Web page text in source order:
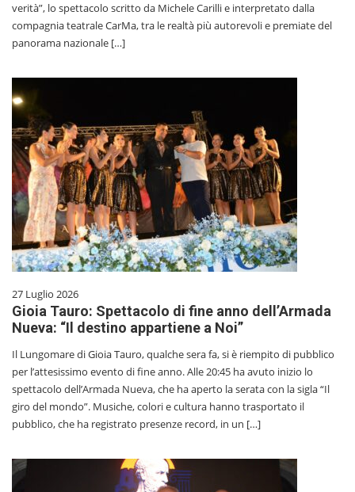
verità”, lo spettacolo scritto da Michele Carilli e interpretato dalla
compagnia teatrale CarMa, tra le realtà più autorevoli e premiate del
panorama nazionale […]
27 Luglio 2026
Gioia Tauro: Spettacolo di fine anno dell’Armada
Nueva: “Il destino appartiene a Noi”
Il Lungomare di Gioia Tauro, qualche sera fa, si è riempito di pubblico
per l’attesissimo evento di fine anno. Alle 20:45 ha avuto inizio lo
spettacolo dell’Armada Nueva, che ha aperto la serata con la sigla “Il
giro del mondo”. Musiche, colori e cultura hanno trasportato il
pubblico, che ha registrato presenze record, in un […]